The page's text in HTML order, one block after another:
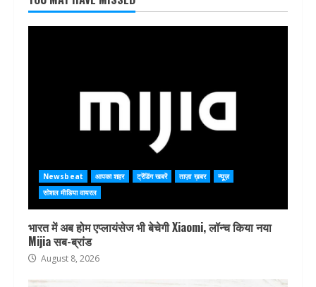
Newsbeat आपका शहर ट्रेंडिंग खबरें ताज़ा ख़बर
न्यूज़
सोशल मीडिया वायरल
भारत में अब होम एप्लायंसेज भी बेचेगी Xiaomi, लॉन्च किया नया
Mijia सब-ब्रांड
August 8, 2026